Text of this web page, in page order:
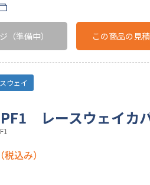
（準備中） この商品の見
ウェイ
レースウェイカ
税込み）